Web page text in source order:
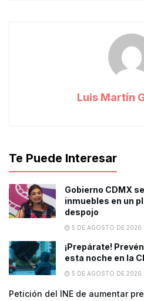
Luis Martín
Te Puede Interesar
Gobierno CDMX
inmuebles en un
despojo
5 DE AGOSTO DE 2026
¡Prepárate!
esta noche en la
5 DE AGOSTO DE 2026
Petición del INE de aumentar